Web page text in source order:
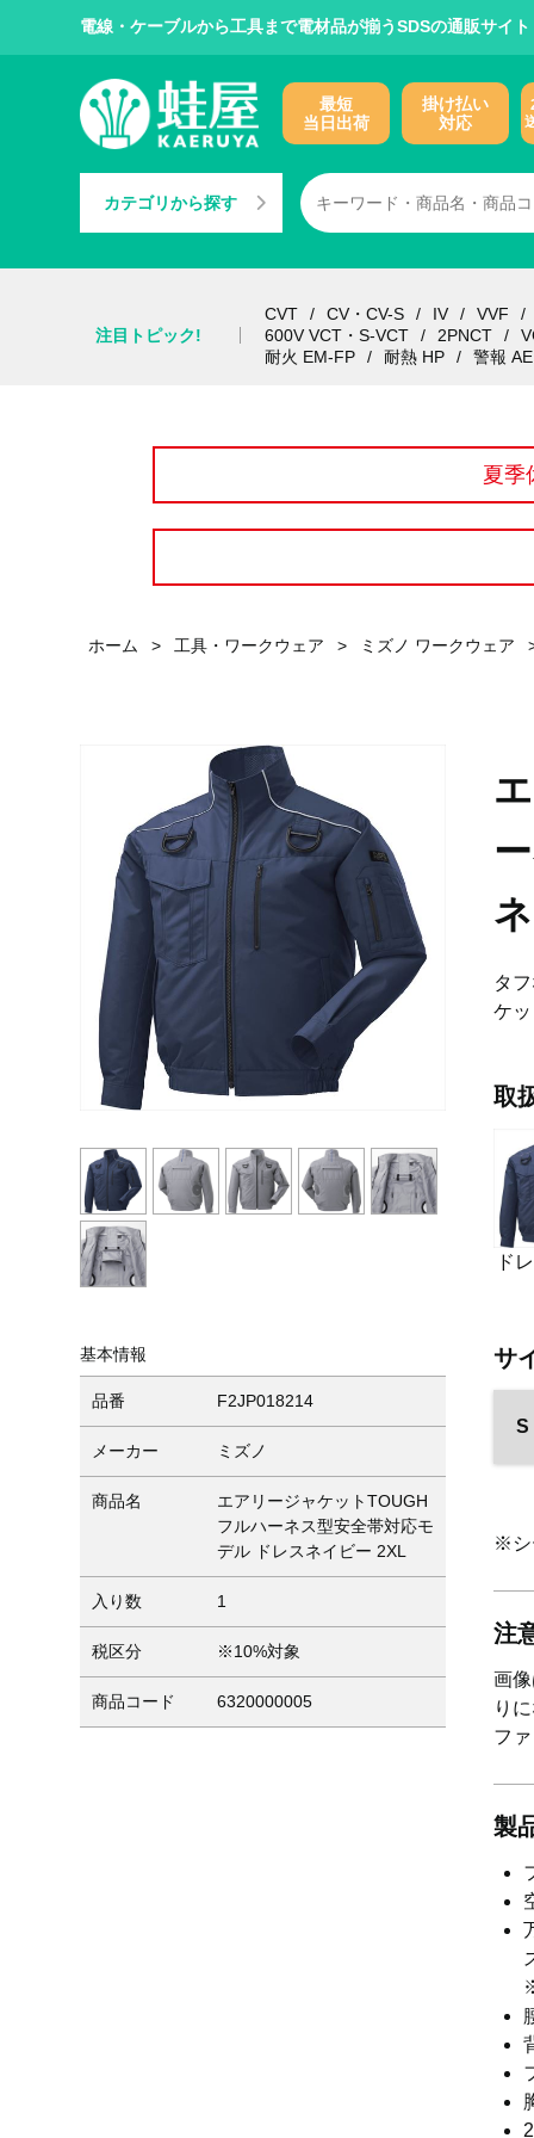
電線・ケーブルから工具まで電材品が揃うSDSの通販サイト
最短
当日出荷
掛け払い
対応
カテゴリから探す
注目トピック!
CVT CV・CV-S IV
VVF
600V VCT・S-VCT
2PNCT
耐火 EM-FP
耐熱 HP 警報 AE
夏季
ホーム > 工具・ワークウェア > ミズノ ワークウェア
基本情報
品番 F2JP018214
メーカー ミズノ
商品名
エアリージャケットTOUGH
フルハーネス型安全帯対応モ
デル ドレスネイビー 2XL
入り数 1
税区分 ※10%対象
商品コード 6320000005
タ
ケ
取
ド
サ
S
※シ
注
画
り
フ
製